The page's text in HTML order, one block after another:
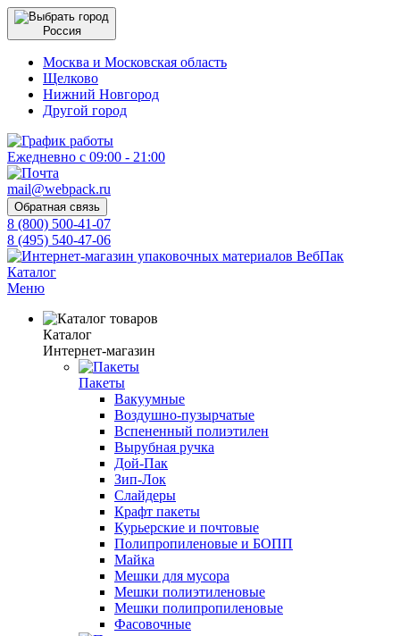
Россия
Москва и Московская область
Щелково
Нижний Новгород
Другой город
Ежедневно с 09:00 - 21:00
mail@webpack.ru
Обратная связь
8 (800) 500-41-07
8 (495) 540-47-06
Каталог
Меню
Каталог
Интернет-магазин
Пакеты
Вакуумные
Воздушно-пузырчатые
Вспененный полиэтилен
Вырубная ручка
Дой-Пак
Зип-Лок
Слайдеры
Крафт пакеты
Курьерские и почтовые
Полипропиленовые и БОПП
Майка
Мешки для мусора
Мешки полиэтиленовые
Мешки полипропиленовые
Фасовочные